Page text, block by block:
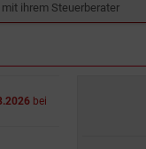
ihrem Steuerberater
bei